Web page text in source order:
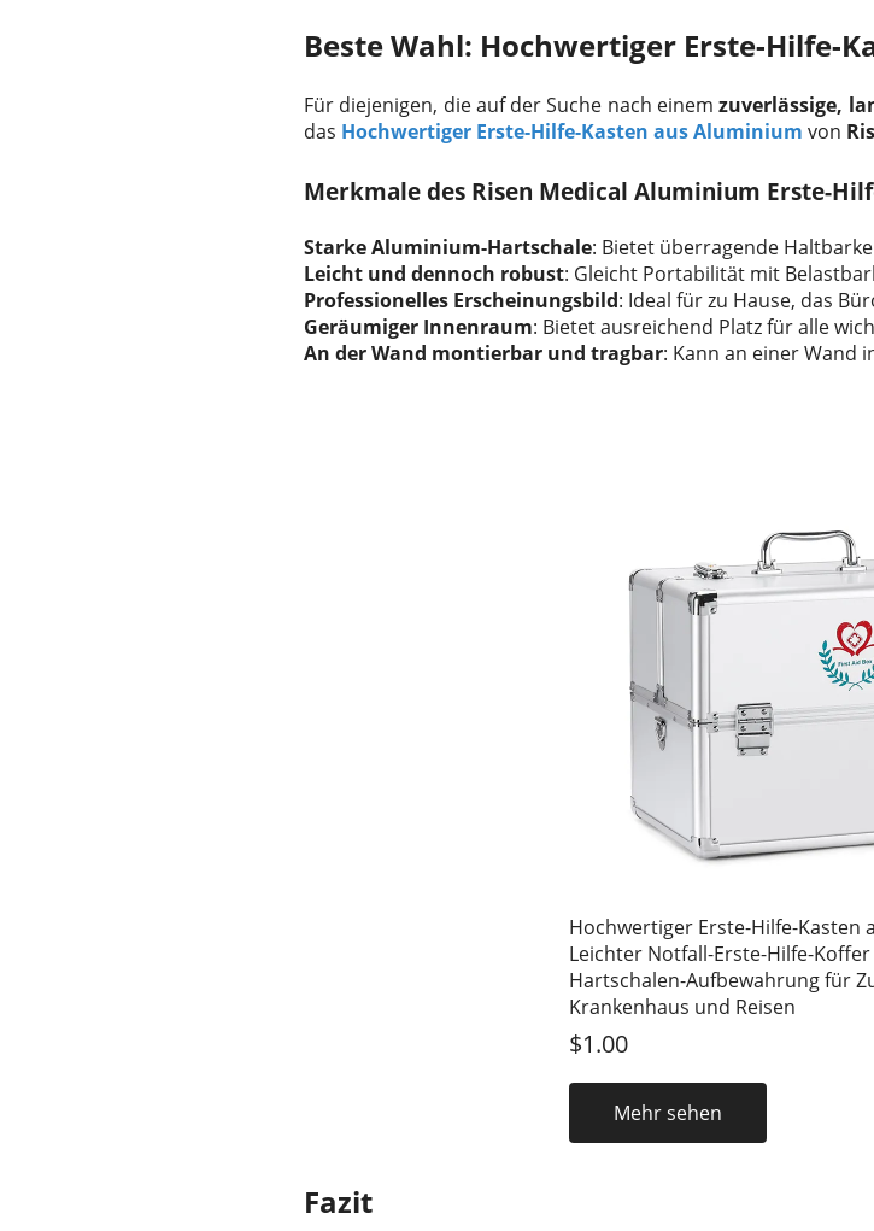
Beste Wahl: Hochwertiger Erste-Hilfe-
Für diejenigen, die auf der Suche nach einem zuverlässige,
das Hochwertiger Erste-Hilfe-Kasten aus Aluminium von
Merkmale des Risen Medical Aluminium Erste-
Starke Aluminium-Hartschale: Bietet überragende
Leicht und dennoch robust: Gleicht Portabilität mit
Professionelles Erscheinungsbild: Ideal für zu Hause, das
Geräumiger Innenraum: Bietet ausreichend Platz für alle
An der Wand montierbar und tragbar: Kann an einer Wand
Hochwertiger Erste-Hilfe-Kasten
Leichter Notfall-Erste-Hilfe-
Hartschalen-Aufbewahrung für
Krankenhaus und Reisen
$1.00
Mehr sehen
Fazit